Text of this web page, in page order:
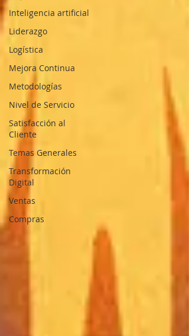
Inteligencia artificial
Liderazgo
Logística
Mejora Continua
Metodologías
Nivel de Servicio
Satisfacción al
Cliente
Temas Generales
Transformación
Digital
Ventas
Compras